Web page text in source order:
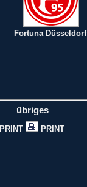
Fortuna Düsseldorf
übriges
PRINT PRINT